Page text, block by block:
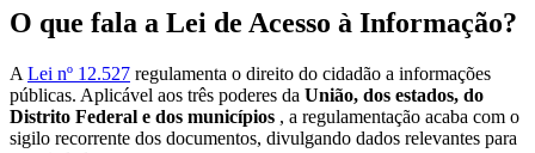
O que fala a Lei de Acesso à Informação?
A Lei nº 12.527 regulamenta o direito do cidadão a informações
públicas. Aplicável aos três poderes da União, dos estados, do
Distrito Federal e dos municípios , a regulamentação acaba com o
sigilo recorrente dos documentos, divulgando dados relevantes para